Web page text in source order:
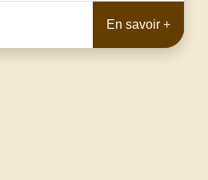
En savoir +